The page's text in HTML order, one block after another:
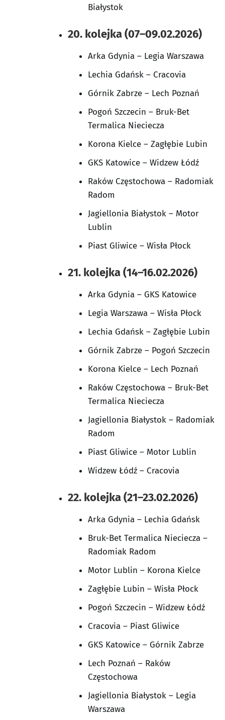
Białystok
20. kolejka (07–09.02.2026)
Arka Gdynia – Legia Warszawa
Lechia Gdańsk – Cracovia
Górnik Zabrze – Lech Poznań
Pogoń Szczecin – Bruk-Bet
Termalica Nieciecza
Korona Kielce – Zagłębie Lubin
GKS Katowice – Widzew Łódź
Raków Częstochowa – Radomiak
Radom
Jagiellonia Białystok – Motor
Lublin
Piast Gliwice – Wisła Płock
21. kolejka (14–16.02.2026)
Arka Gdynia – GKS Katowice
Legia Warszawa – Wisła Płock
Lechia Gdańsk – Zagłębie Lubin
Górnik Zabrze – Pogoń Szczecin
Korona Kielce – Lech Poznań
Raków Częstochowa – Bruk-Bet
Termalica Nieciecza
Jagiellonia Białystok – Radomiak
Radom
Piast Gliwice – Motor Lublin
Widzew Łódź – Cracovia
22. kolejka (21–23.02.2026)
Arka Gdynia – Lechia Gdańsk
Bruk-Bet Termalica Nieciecza –
Radomiak Radom
Motor Lublin – Korona Kielce
Zagłębie Lubin – Wisła Płock
Pogoń Szczecin – Widzew Łódź
Cracovia – Piast Gliwice
GKS Katowice – Górnik Zabrze
Lech Poznań – Raków
Częstochowa
Jagiellonia Białystok – Legia
Warszawa